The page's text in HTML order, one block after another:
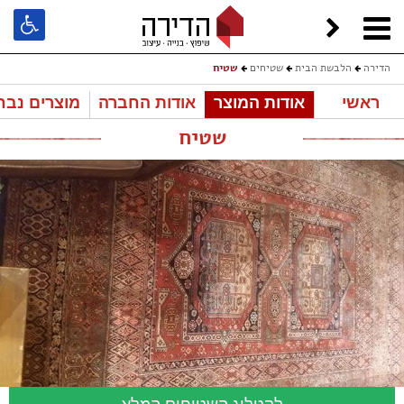
הדירה הלבשת הבית שטיחים שטיח
ראשי אודות המוצר אודות החברה מוצרים
שטיח